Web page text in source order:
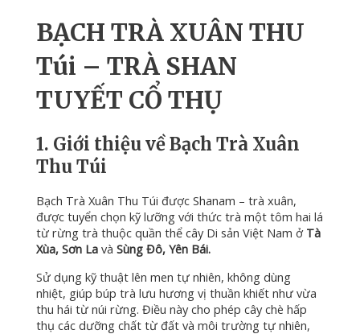
BẠCH TRÀ XUÂN THU
Túi – TRÀ SHAN
TUYẾT CỔ THỤ
1. Giới thiệu về Bạch Trà Xuân
Thu Túi
Bạch Trà Xuân Thu Túi được Shanam – trà xuân,
được tuyển chọn kỹ lưỡng với thức trà một tôm hai lá
từ rừng trà thuộc quần thể cây Di sản Việt Nam ở Tà
Xùa, Sơn Lavà Sùng Đô, Yên Bái.
Sử dụng kỹ thuật lên men tự nhiên, không dùng
nhiệt, giúp búp trà lưu hương vị thuần khiết như vừa
thu hái từ núi rừng. Điều này cho phép cây chè hấp
thụ các dưỡng chất từ đất và môi trường tự nhiên,